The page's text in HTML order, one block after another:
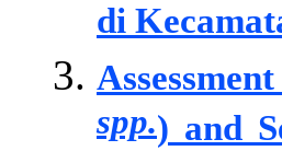
di
spp.) and